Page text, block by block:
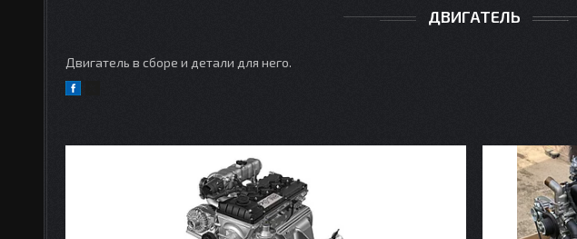
ДВИГАТЕЛЬ
Двигатель в сборе и детали для него.